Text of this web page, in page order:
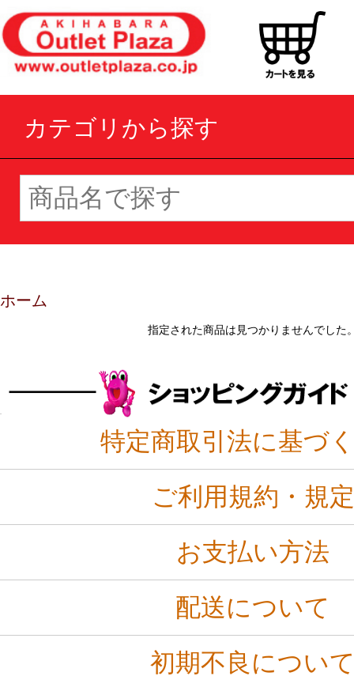
カテゴリから探す
ホーム
指定された商品は見つかりませんでした
特定商取引法に基づ
ご利用規約・規定
お支払い方法
配送について
初期不良につい